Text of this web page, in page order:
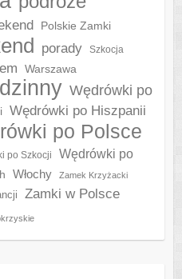
Polskie Zamki
porady Szkocja
Warszawa
Wędrówki po
Wędrówki po Hiszpanii
po Polsce
po Szkocji
Wędrówki po
Włochy Zamek Krzyżacki
Zamki w Polsce